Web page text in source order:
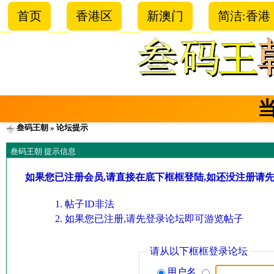
首页 香港区 新澳门 简洁:香港
叁码王朝 » 论坛提示
叁码王朝 提示信息
如果您已注册会员,请直接在底下框框登陆,如还没注册请
帖子ID非法
如果您已注册,请先登录论坛即可游览帖子
请从以下框框登录论坛
用户名